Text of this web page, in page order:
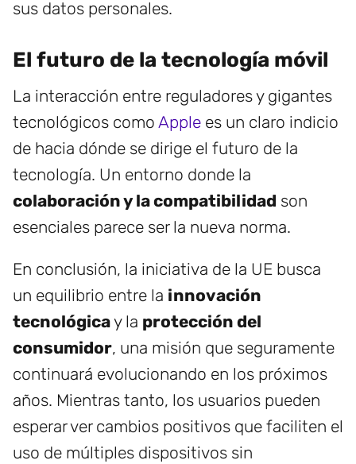
sus datos personales.
El futuro de la tecnología móvil
La interacción entre reguladores y gigantes
tecnológicos como Apple es un claro indicio
de hacia dónde se dirige el futuro de la
tecnología. Un entorno donde la
colaboración y la compatibilidad son
esenciales parece ser la nueva norma.
En conclusión, la iniciativa de la UE busca
un equilibrio entre la innovación
tecnológicay la protección del
consumidor, una misión que seguramente
continuará evolucionando en los próximos
años. Mientras tanto, los usuarios pueden
esperar ver cambios positivos que faciliten el
uso de múltiples dispositivos sin